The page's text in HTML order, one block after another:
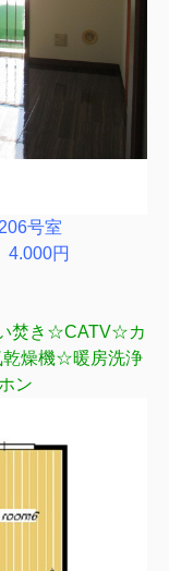
号室
4.000円
焚き☆CATV☆カ
燥機☆暖房洗浄
ン